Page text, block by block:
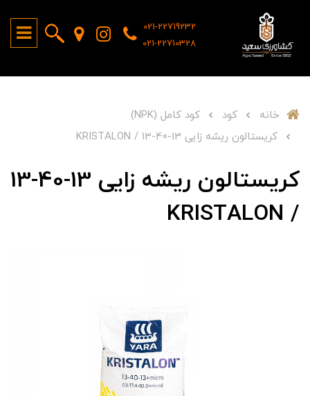
021-22719232
021-22710328
خانه کود
کود کامل (NPK)
کریستالون ریشه زایی 13-40-13 / KRISTALON
کریستالون ریشه زایی 13-40-13
/ KRISTALON